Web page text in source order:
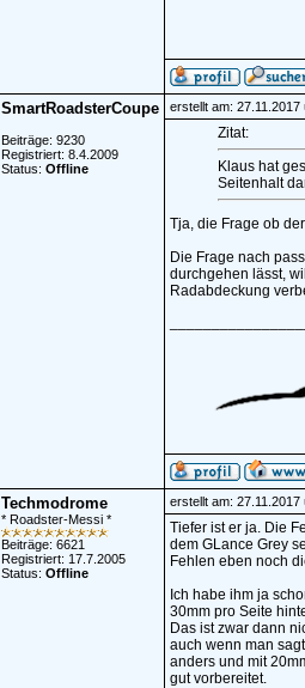
SmartRoadsterCoupe
Beiträge: 9230
Registriert: 8.4.2009
Status: Offline
erstellt am: 27.11.2017
Zitat:
Klaus hat
Seitenhalt
Tja, die Frage ob
Die Frage nach
durchgehen lässt,
Radabdeckung
Techmodrome
* Roadster-Messi *
Beiträge: 6621
Registriert: 17.7.2005
Status: Offline
erstellt am: 27.11.2017
Tiefer ist er ja. Die
dem GLance Grey
Fehlen eben noch
Ich habe ihm ja
30mm pro Seite
Das ist zwar dann
auch wenn man
anders und mit
gut vorbereitet.